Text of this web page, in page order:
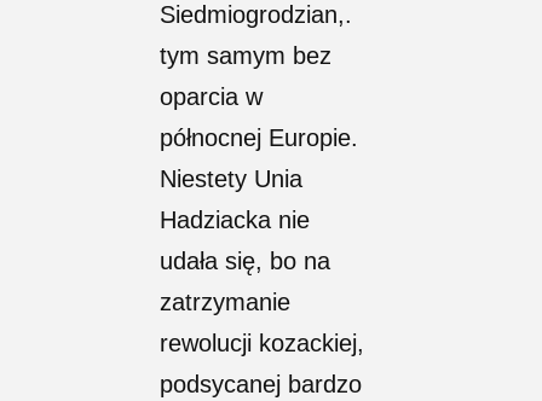
Siedmiogrodzian,.
tym samym bez
oparcia w
północnej Europie.
Niestety Unia
Hadziacka nie
udała się, bo na
zatrzymanie
rewolucji kozackiej,
podsycanej bardzo